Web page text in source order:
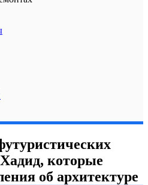
которые
об архитектуре